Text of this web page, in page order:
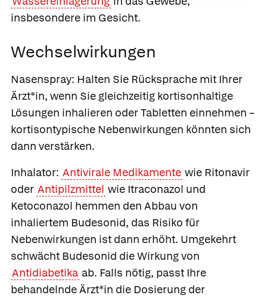
insbesondere im Gesicht.
Wechselwirkungen
Nasenspray: Halten Sie Rücksprache mit Ihrer
Ärzt*in, wenn Sie gleichzeitig kortisonhaltige
Lösungen inhalieren oder Tabletten einnehmen –
kortisontypische Nebenwirkungen könnten sich
dann verstärken.
Inhalator: Antivirale Medikamente wie Ritonavir
oder Antipilzmittel wie Itraconazol und
Ketoconazol hemmen den Abbau von
inhaliertem Budesonid, das Risiko für
Nebenwirkungen ist dann erhöht. Umgekehrt
schwächt Budesonid die Wirkung von
Antidiabetika ab. Falls nötig, passt Ihre
behandelnde Ärzt*in die Dosierung der